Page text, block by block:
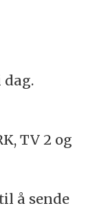
TV 2 og
å sende